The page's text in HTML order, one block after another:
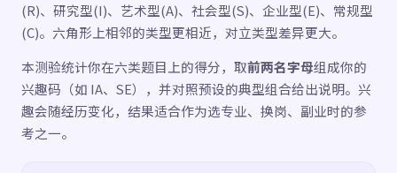
(R)、研究型(I)、艺术型(A)、社会型(S)、企业型(E)、常规型
(C)。六角形上相邻的类型更相近，对立类型差异更大。
本测验统计你在六类题目上的得分，取前两名字母组成你的
兴趣码（如 IA、SE），并对照预设的典型组合给出说明。兴
趣会随经历变化，结果适合作为选专业、换岗、副业时的参
考之一。